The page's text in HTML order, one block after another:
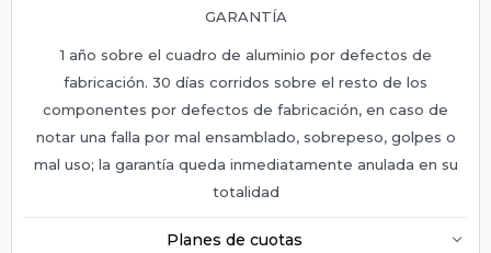
GARANTÍA
1 año sobre el cuadro de aluminio por defectos de
fabricación. 30 días corridos sobre el resto de los
componentes por defectos de fabricación, en caso de
notar una falla por mal ensamblado, sobrepeso, golpes o
mal uso; la garantía queda inmediatamente anulada en su
totalidad
Planes de cuotas